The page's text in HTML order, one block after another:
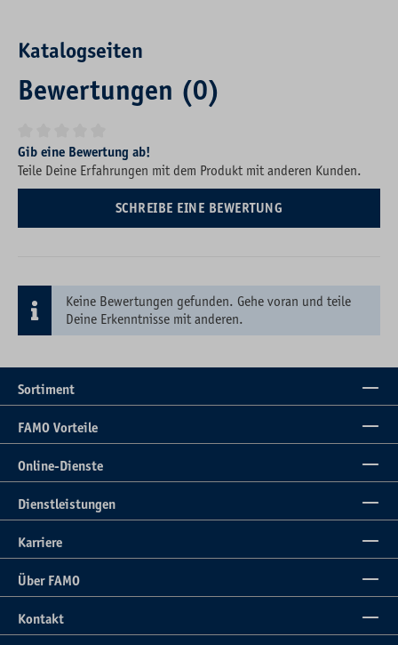
Katalogseiten
Bewertungen (0)
Durchschnittliche Bewertung von 0 von 5 Sternen
Gib eine Bewertung ab!
Teile Deine Erfahrungen mit dem Produkt mit anderen Kunden.
SCHREIBE EINE BEWERTUNG
Keine Bewertungen gefunden. Gehe voran und teile
Deine Erkenntnisse mit anderen.
Sortiment
FAMO Vorteile
Online-Dienste
Dienstleistungen
Karriere
Über FAMO
Kontakt